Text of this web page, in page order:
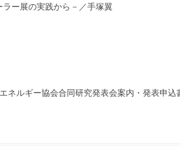
ー展の実践から－／手塚翼
ネルギー協会合同研究発表会案内・発表申込